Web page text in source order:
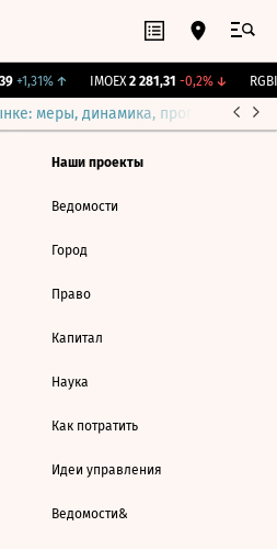
+1,31%↑ IMOEX 2 281,31 -0,2%↓
меры, динамика, прогнозы
Наши проекты
Ведомости
Город
Право
Капитал
Наука
Как потратить
Идеи управления
Ведомости&